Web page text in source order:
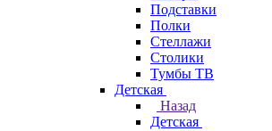
Подставки
Полки
Стеллажи
Столики
Тумбы ТВ
Детская
Назад
Детская